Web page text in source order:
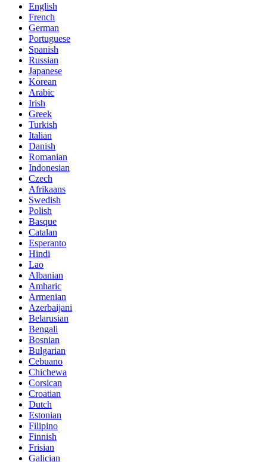
English
French
German
Portuguese
Spanish
Russian
Japanese
Korean
Arabic
Irish
Greek
Turkish
Italian
Danish
Romanian
Indonesian
Czech
Afrikaans
Swedish
Polish
Basque
Catalan
Esperanto
Hindi
Lao
Albanian
Amharic
Armenian
Azerbaijani
Belarusian
Bengali
Bosnian
Bulgarian
Cebuano
Chichewa
Corsican
Croatian
Dutch
Estonian
Filipino
Finnish
Frisian
Galician